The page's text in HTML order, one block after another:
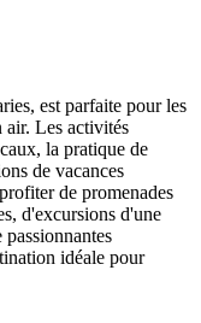
est parfaite pour les
air. Les activités
la pratique de
de vacances
de promenades
d'excursions d'une
idéale pour